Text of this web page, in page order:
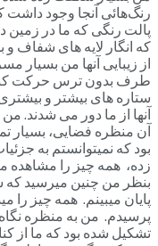
رنگ‌هائی آنجا وجود داشت
پالت رنگی که ما در زمین
که انگار لایه های شفاف
از زیبایی آنها من بسیار
طرف بدون ترس حرکت
ستاره های بیشتر و
آنها از ما دور می شدند.
آن منظره فضایی، بسیار
بود که نمیتوانستم به
زده، همه چیز را مشاهده
بنظر من چنین میرسید که
پایان میبینم. همه چیز را
پرسیدم. من به منظره
تشکیل شده بود که ما از